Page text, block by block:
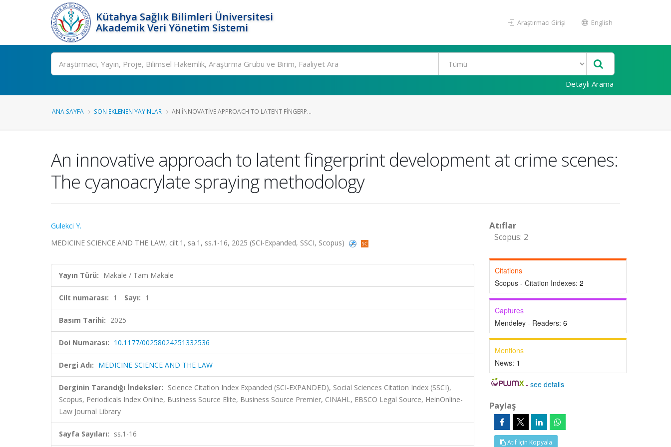
Kütahya Sağlık Bilimleri Üniversitesi
Akademik Veri Yönetim Sistemi
Araştırmacı Girişi English
Ara
Detaylı Arama
ANA SAYFA SON EKLENEN YAYINLAR AN INNOVATIVE APPROACH TO LATENT FINGERP...
An innovative approach to latent fingerprint development at crime scenes:
The cyanoacrylate spraying methodology
Gulekci Y.
MEDICINE SCIENCE AND THE LAW, cilt.1, sa.1, ss.1-16, 2025 (SCI-Expanded, SSCI, Scopus)
Yayın Türü: Makale / Tam Makale
Cilt numarası: 1 Sayı: 1
Basım Tarihi: 2025
Doi Numarası: 10.1177/00258024251332536
Dergi Adı: MEDICINE SCIENCE AND THE LAW
Derginin Tarandığı İndeksler: Science Citation Index Expanded (SCI-EXPANDED), Social Sciences Citation Index (SSCI),
Scopus, Periodicals Index Online, Business Source Elite, Business Source Premier, CINAHL, EBSCO Legal Source, HeinOnline-
Law Journal Library
Sayfa Sayıları: ss.1-16
Atıflar
Scopus: 2
Citations
Scopus - Citation Indexes: 2
Captures
Mendeley - Readers: 6
Mentions
News: 1
-see details
Paylaş
Atıf İçin Kopyala